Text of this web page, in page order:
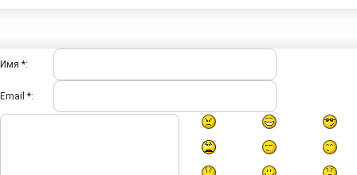
Имя *:
Email *: